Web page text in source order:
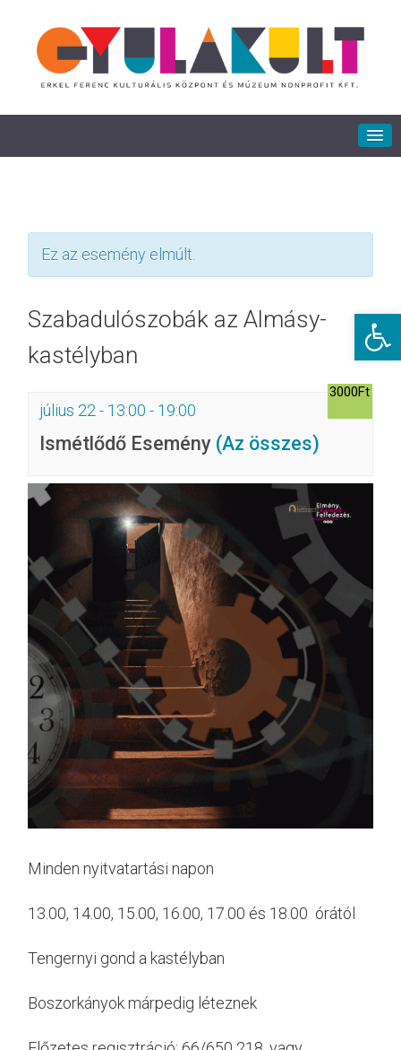
Ez az esemény elmúlt.
Szabadulószobák az Almásy-
kastélyban
július 22 - 13:00 - 19:00
Ismétlődő Esemény (Az összes)
3000Ft
Minden nyitvatartási napon
13.00, 14.00, 15.00, 16.00, 17.00 és 18.00 órától
Tengernyi gond a kastélyban
Boszorkányok márpedig léteznek